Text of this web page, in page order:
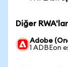
Diğer
Adobe
1 ADBEon